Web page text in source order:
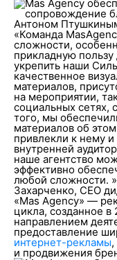
«Команда
сложности,
прикладную
укрепить наши
качественное
материалов,
на мероприятии,
социальных сетях,
того, мы
материалов об
привлекли к нему
внутренней
наше агентство
эффективно
любой сложности.
Захарченко, CEO
«Mas Agency» —
цикла, созданное
направлением
предоставление
интернет-рекламы
и продвижения